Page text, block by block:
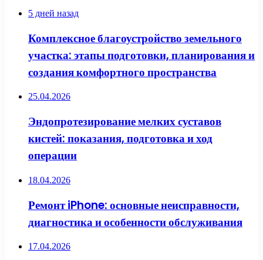
5 дней назад
Комплексное благоустройство земельного
участка: этапы подготовки, планирования и
создания комфортного пространства
25.04.2026
Эндопротезирование мелких суставов
кистей: показания, подготовка и ход
операции
18.04.2026
Ремонт iPhone: основные неисправности,
диагностика и особенности обслуживания
17.04.2026